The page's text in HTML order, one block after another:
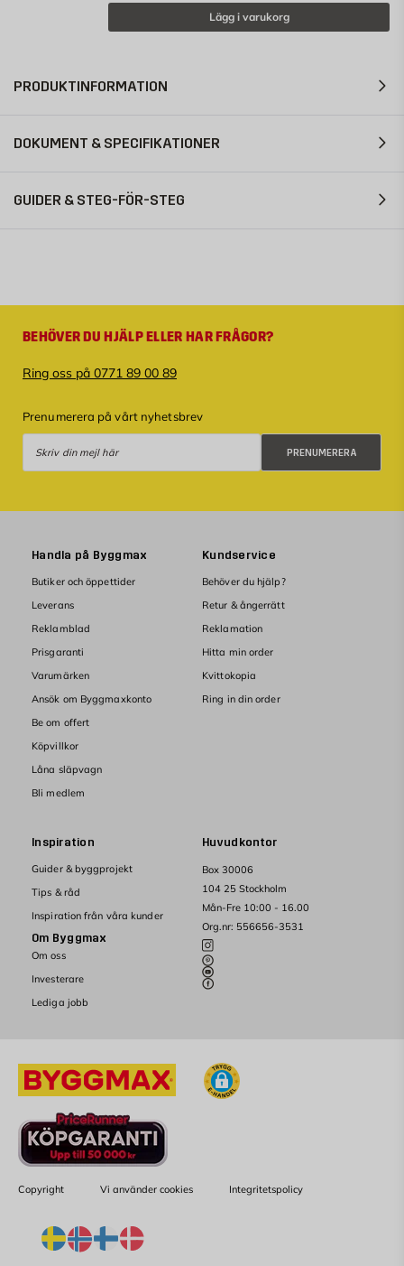
Lägg i varukorg
PRODUKTINFORMATION
DOKUMENT & SPECIFIKATIONER
GUIDER & STEG-FÖR-STEG
BEHÖVER DU HJÄLP ELLER HAR FRÅGOR?
Ring oss på 0771 89 00 89
Prenumerera på vårt nyhetsbrev
PRENUMERERA
Huvudkontor
Box 30006
104 25 Stockholm
Mån-Fre 10:00 - 16.00
Org.nr: 556656-3531
Handla på Byggmax
Butiker och öppettider
Leverans
Reklamblad
Prisgaranti
Varumärken
Ansök om Byggmaxkonto
Be om offert
Köpvillkor
Låna släpvagn
Bli medlem
Kundservice
Behöver du hjälp?
Retur & ångerrätt
Reklamation
Hitta min order
Kvittokopia
Ring in din order
Inspiration
Guider & byggprojekt
Tips & råd
Inspiration från våra kunder
Om Byggmax
Om oss
Investerare
Lediga jobb
Copyright Vi använder cookies Integritetspolicy